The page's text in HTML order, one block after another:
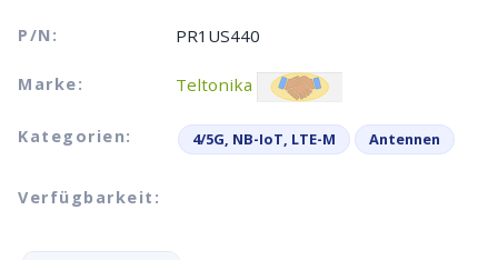
P/N: PR1US440
Marke: Teltonika
Kategorien: 4/5G, NB-IoT, LTE-M Antennen
Verfügbarkeit: